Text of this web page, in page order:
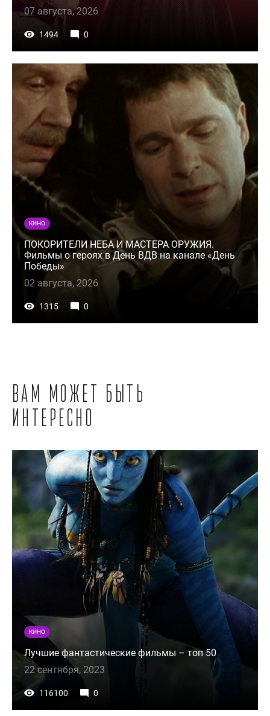
07 августа, 2026
1494 0
КИНО
ПОКОРИТЕЛИ НЕБА И МАСТЕРА ОРУЖИЯ.
Фильмы о героях в День ВДВ на канале «День
Победы»
02 августа, 2026
1315 0
Вам может быть
интересно
КИНО
Лучшие фантастические фильмы – топ 50
22 сентября, 2023
116100 0